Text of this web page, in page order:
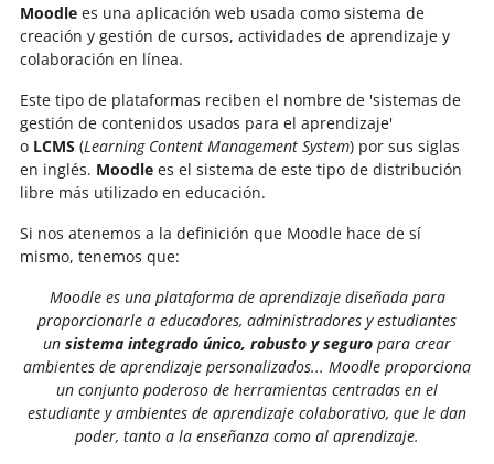
Moodle es una aplicación web usada como sistema de
creación y gestión de cursos, actividades de aprendizaje y
colaboración en línea.
Este tipo de plataformas reciben el nombre de 'sistemas de
gestión de contenidos usados para el aprendizaje'
o LCMS (Learning Content Management System) por sus siglas
en inglés. Moodle es el sistema de este tipo de distribución
libre más utilizado en educación.
Si nos atenemos a la definición que Moodle hace de sí
mismo, tenemos que:
Moodle es una plataforma de aprendizaje diseñada para
proporcionarle a educadores, administradores y estudiantes
un sistema integrado único, robusto y seguro para crear
ambientes de aprendizaje personalizados... Moodle proporciona
un conjunto poderoso de herramientas centradas en el
estudiante y ambientes de aprendizaje colaborativo, que le dan
poder, tanto a la enseñanza como al aprendizaje.